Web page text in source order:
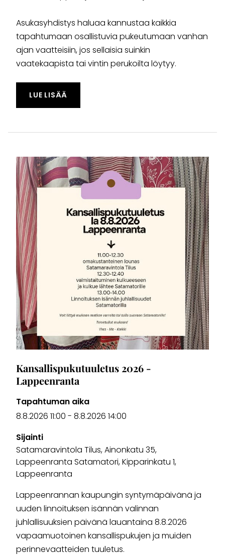
Asukasyhdistys haluaa kannustaa kaikkia
tapahtumaan osallistuvia pukeutumaan vanhan
ajan vaatteisiin, jos sellaisia suinkin
vaatekaapista tai vintin perukoilta löytyy.
LUE LISÄÄ
Kansallispukutuuletus 2026 -
Lappeenranta
Tapahtuman aika
8.8.2026 11:00 - 8.8.2026 14:00
Sijainti
Satamaravintola Tilus, Ainonkatu 35,
Lappeenranta Satamatori, Kipparinkatu 1,
Lappeenranta
Lappeenrannan kaupungin syntymäpäivänä ja
uuden linnoituksen isännän valinnan
juhlallisuuksien päivänä lauantaina 8.8.2026
vapaamuotoinen kansallispukujen ja muiden
perinnevaatteiden tuuletus.